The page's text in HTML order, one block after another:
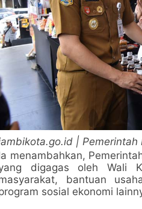
| Pemerintah
menambahkan,
digagas oleh Wali
bantuan
sosial ekonomi